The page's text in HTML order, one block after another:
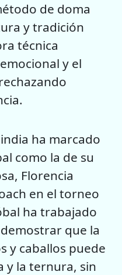
de doma
y tradición
técnica
y el
ha marcado
como la de su
Florencia
en el torneo
ha trabajado
que la
y caballos puede
y la ternura, sin